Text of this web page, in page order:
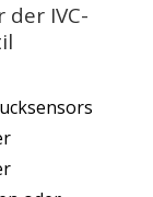
IVC-